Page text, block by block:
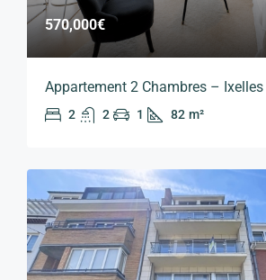
570,000€
Appartement 2 Chambres – Ixelles
2 2 1 82 m²